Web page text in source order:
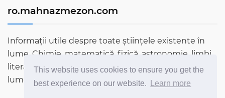
This website uses cookies to ensure you get the
best experience on our website.
Learn more
ro.mahnazmezon.com
Informații utile despre toate științele existente în
lume. Chimie, matematică, fizică, astronomie, limbi,
literatură și multe altele. Aflați mai multe despre
lume prin blogul nostru!